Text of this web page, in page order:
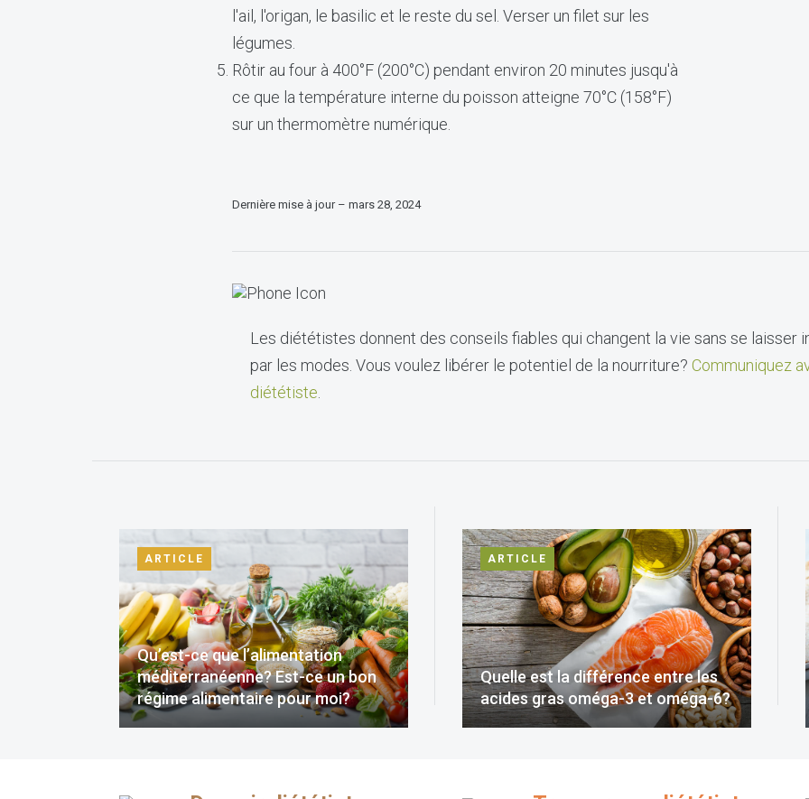
l'ail, l'origan, le basilic et le reste du sel. Verser un filet sur les
légumes.
Rôtir au four à 400°F (200°C) pendant environ 20 minutes jusqu'à
ce que la température interne du poisson atteigne 70°C (158°F)
sur un thermomètre numérique.
Dernière mise à jour – mars 28, 2024
Les diététistes donnent des conseils fiables qui changent la vie sans se laisser
par les modes. Vous voulez libérer le potentiel de la nourriture? Communiquez
diététiste
ARTICLE
Qu’est-ce que l’alimentation
méditerranéenne? Est-ce un bon
régime alimentaire pour moi?
ARTICLE
Quelle est la différence entre les
acides gras oméga-3 et oméga-6?